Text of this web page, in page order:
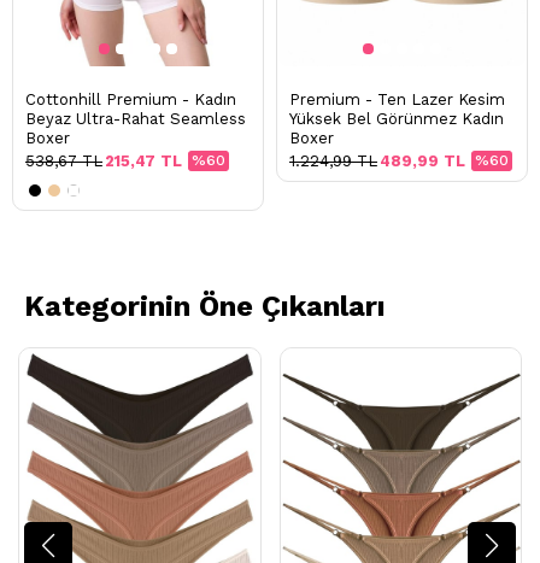
Cottonhill Premium - Kadın
Beyaz Ultra-Rahat Seamless
Boxer
%60
215,47 TL
538,67 TL
Premium - Ten Lazer Kesim
Yüksek Bel Görünmez Kadın
Boxer
%60
489,99 TL
1.224,99 TL
Kategorinin Öne Çıkanları